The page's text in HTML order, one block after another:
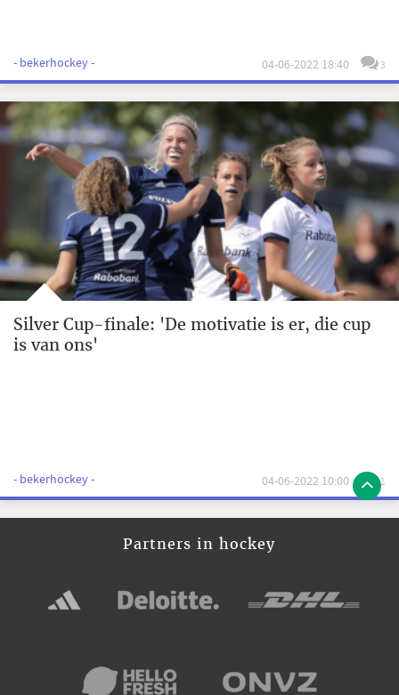
- bekerhockey - 04-06-2022 18:40 3
Silver Cup-finale: 'De motivatie is er, die cup
is van ons'
- bekerhockey - 04-06-2022 10:00 1
Partners in hockey